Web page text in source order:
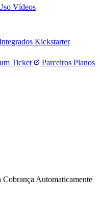
Vídeos
Kickstarter
Ticket Parceiros Planos
Cobrança Automaticamente